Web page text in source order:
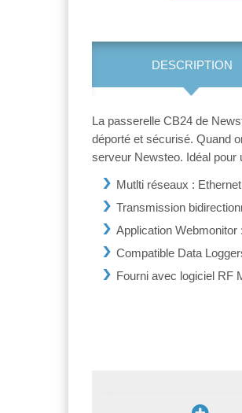
DESCRIPTION
La passerelle CB24 de
déporté et sécurisé. Quand
serveur Newsteo. Idéal pour
Mutlti réseaux :
Transmission
Application
Compatible Data
Fourni avec logiciel RF